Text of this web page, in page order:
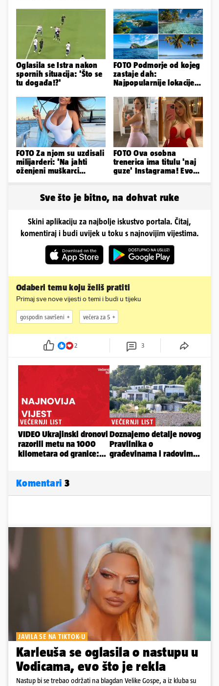
Oglasila se Istra nakon
spornih situacija: 'Što se
tu događa!?'
FOTO Podmorje od kojeg
zastaje dah:
Najpopularnije lokacije
svijetu
FOTO Za njom su uzdisali
milijarderi: 'Na jahti
oženjeni muškarci
FOTO Ova osobna
trenerica ima titulu 'naj
guze' Instagrama! Evo
Sve što je bitno, na dohvat ruke
Skini aplikaciju za najbolje iskustvo portala. Čitaj,
komentiraj i budi uvijek u toku s najnovijim vijestima.
Odaberi temu koju želiš pratiti
Primaj sve nove vijesti o temi i budi u tijeku
gospodin savršeni večera za 5
2 3
Komentari 3
JAVILA SE NA TIKTOK-U
Karleuša se oglasila o nastupu u
Vodicama, evo što je rekla
Nastup bi se trebao održati na blagdan Velike Gospe, a iz kluba su